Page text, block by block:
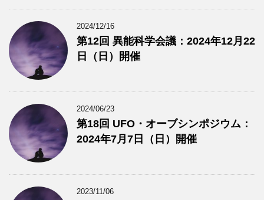
2024/12/16
第12回 異能科学会議：2024年12月22
日（日）開催
2024/06/23
第18回 UFO・オーブシンポジウム：
2024年7月7日（日）開催
2023/11/06